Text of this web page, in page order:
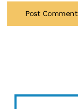
Post Comment